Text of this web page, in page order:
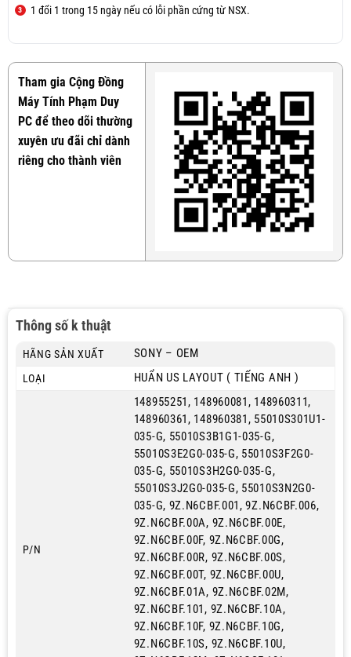
1 đổi 1 trong 15 ngày nếu có lỗi phần cứng từ NSX.
Tham gia Cộng Đồng
Máy Tính Phạm Duy
PC để theo dõi thường
xuyên ưu đãi chỉ dành
riêng cho thành viên
Thông số k thuật
HÃNG SẢN XUẤT SONY – OEM
LOẠI HUẨN US LAYOUT ( TIẾNG ANH )
P/N
148955251, 148960081, 148960311,
148960361, 148960381, 55010S301U1-
035-G, 55010S3B1G1-035-G,
55010S3E2G0-035-G, 55010S3F2G0-
035-G, 55010S3H2G0-035-G,
55010S3J2G0-035-G, 55010S3N2G0-
035-G, 9Z.N6CBF.001, 9Z.N6CBF.006,
9Z.N6CBF.00A, 9Z.N6CBF.00E,
9Z.N6CBF.00F, 9Z.N6CBF.00G,
9Z.N6CBF.00R, 9Z.N6CBF.00S,
9Z.N6CBF.00T, 9Z.N6CBF.00U,
9Z.N6CBF.01A, 9Z.N6CBF.02M,
9Z.N6CBF.101, 9Z.N6CBF.10A,
9Z.N6CBF.10F, 9Z.N6CBF.10G,
9Z.N6CBF.10S, 9Z.N6CBF.10U,